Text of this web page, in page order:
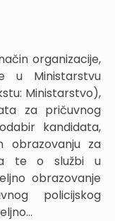
organizacije,
u Ministarstvu
Ministarstvo),
za pričuvnog
kandidata,
obrazovanju za
te o službi u
obrazovanje
policijskog